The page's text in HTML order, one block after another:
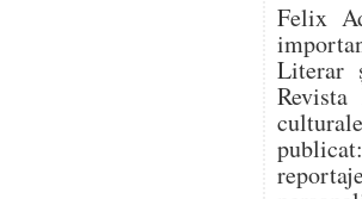
Felix
Literar